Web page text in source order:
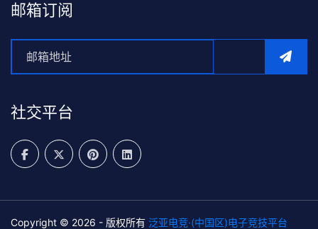
邮箱订阅
社交平台
Copyright © 2026 - 版权所有 泛亚电竞·(中国区)电子竞技平台